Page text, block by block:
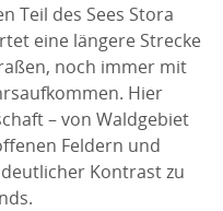
Teil des Sees Stora
eine längere Strecke
noch immer mit
Hier
– von Waldgebiet
Feldern und
Kontrast zu